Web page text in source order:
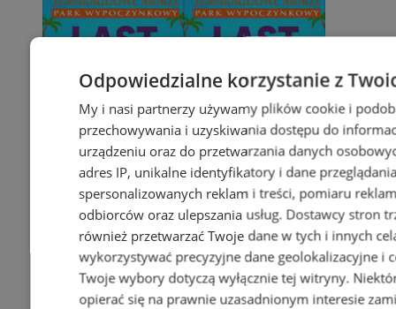
Odpowiedzialne korzystanie z
My i nasi partnerzy używamy plików cookie i
przechowywania i uzyskiwania dostępu do
urządzeniu oraz do przetwarzania danych
adres IP, unikalne identyfikatory i dane
spersonalizowanych reklam i treści, pomiaru
odbiorców oraz ulepszania usług. Dostawcy stron
również przetwarzać Twoje dane w tych i innych
wykorzystywać precyzyjne dane geolokalizacyjne i
Twoje wybory dotyczą wyłącznie tej witryny.
opierać się na prawnie uzasadnionym interesie